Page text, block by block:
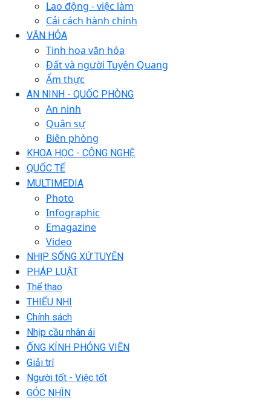
Lao động - việc làm
Cải cách hành chính
VĂN HÓA
Tinh hoa văn hóa
Đất và người Tuyên Quang
Ẩm thực
AN NINH - QUỐC PHÒNG
An ninh
Quân sự
Biên phòng
KHOA HỌC - CÔNG NGHỆ
QUỐC TẾ
MULTIMEDIA
Photo
Infographic
Emagazine
Video
NHỊP SỐNG XỨ TUYÊN
PHÁP LUẬT
Thể thao
THIẾU NHI
Chính sách
Nhịp cầu nhân ái
ỐNG KÍNH PHÓNG VIÊN
Giải trí
Người tốt - Việc tốt
GÓC NHÌN